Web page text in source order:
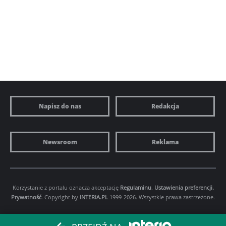
Napisz do nas Redakcja
Newsroom Reklama
Korzystanie z portalu oznacza akceptację Regulaminu. Ustawienia preferencji.
Prywatność. Copyright by INTERIA.PL 1999-2026. Wszystkie prawa zastrzeżone.